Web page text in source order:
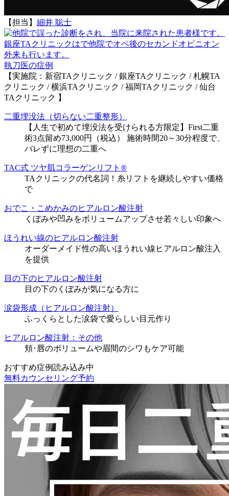
【担当】 細井 聡士
執刀医の症例
【実施院：新宿TAクリニック / 銀座TAクリニック / 札幌TA
クリニック / 横浜TAクリニック / 福岡TAクリニック / 仙台
TAクリニック 】
二重埋没法（切らない二重整形）
【人生で初めて埋没法を受けられる方限定】First二重
術3点留め73,000円（税込） 施術時間20～30分程度で、
バレずに理想の二重へ
TAC式 ツヤ肌コラーゲンリフト®
TAクリニックの代名詞！糸リフトを継続しやすい価格
で
おでこ・こめかみのヒアルロン酸注射
くぼみや凹みをボリュームアップさせ若々しい印象へ
ほうれい線のヒアルロン酸注射
オーダーメイド性の高いほうれい線ヒアルロン酸注入
を提供
目の下のヒアルロン酸注射
目の下のくぼみが気になる方に
涙袋形成（ヒアルロン酸注射）
ふっくらとした涙袋で愛らしい目元作り
ヒアルロン酸注射：その他
頬･唇のボリュームや眉間のシワもケア可能
おすすめ症例読み込み中
無料カウンセリング予約